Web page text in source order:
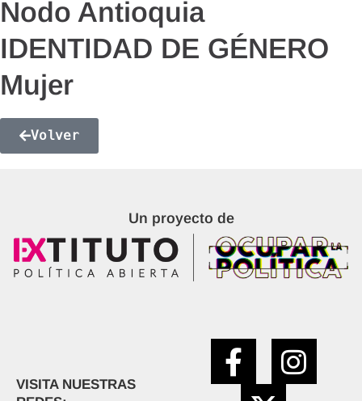
Nodo Antioquia
IDENTIDAD DE GÉNERO
Mujer
Volver
Un proyecto de
VISITA NUESTRAS